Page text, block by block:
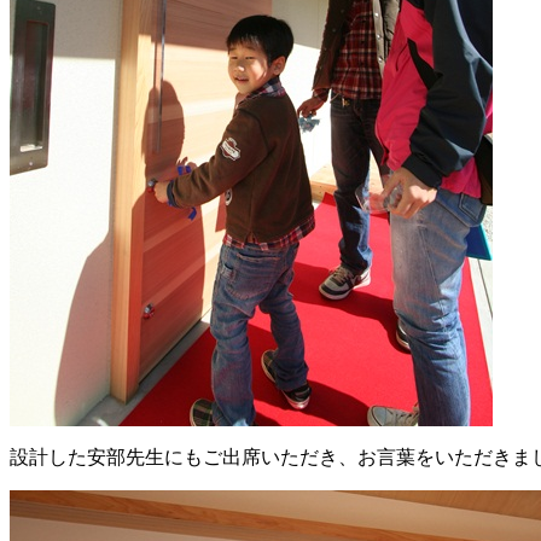
設計した安部先生にもご出席いただき、お言葉をいただきま